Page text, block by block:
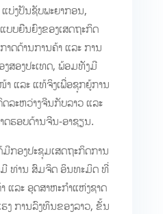
ບ່ງປັນ​ຊັບພະຍາກອນ,
ບ​ຍືນ​ຍົງ​ຂອງ​ເສດຖະກິດ​
າດ​ດ້ານ​ການ​ຄ້າ ​ແລະ ການ​
ສອງ​ປະ​ເທດ, ພ້ອມ​ທັງ​ມີ​
າ ​ແລະ ​ແທ້ຈິງ​ເພື່ອ​ຊຸກຍູ້​ການ​
ລະຫວ່າງ​ຈີນ​ກັບ​ລາວ ​ແລະ
ຮອບດ້ານ​ຈີນ-ອາ​ຊຽນ.
ກອງ​ປະຊຸມ​ເສດຖະກິດ​ການ​
ມີ ທ່ານ ສົມຈິດ ອິນທະມິດ ທີ່
ແລະ ອຸດສາຫະກຳແຫ່ງຊາດ
ງ ການລົງທຶນຂອງລາວ, ຂັ້ນ